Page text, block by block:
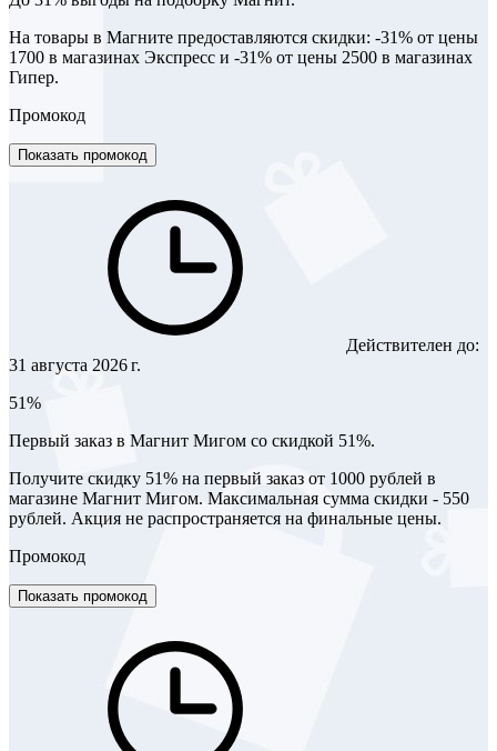
На товары в Магните предоставляются скидки: -31% от цены
1700 в магазинах Экспресс и -31% от цены 2500 в магазинах
Гипер.
Промокод
Показать промокод
Действителен до:
31 августа 2026 г.
51%
Первый заказ в Магнит Мигом со скидкой 51%.
Получите скидку 51% на первый заказ от 1000 рублей в
магазине Магнит Мигом. Максимальная сумма скидки - 550
рублей. Акция не распространяется на финальные цены.
Промокод
Показать промокод